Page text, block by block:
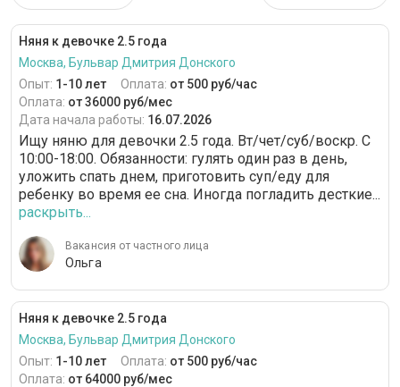
Няня к девочке 2.5 года
Москва, Бульвар Дмитрия Донского
Опыт: 1-10 лет Оплата: от 500 руб/час
Оплата: от 36000 руб/мес
Дата начала работы: 16.07.2026
Ищу няню для девочки 2.5 года. Вт/чет/суб/воскр. С
10:00-18:00. Обязанности: гулять один раз в день,
уложить спать днем, приготовить суп/еду для
ребенку во время ее сна. Иногда погладить десткие...
раскрыть...
Вакансия от частного лица
Ольга
Няня к девочке 2.5 года
Москва, Бульвар Дмитрия Донского
Опыт: 1-10 лет Оплата: от 500 руб/час
Оплата: от 64000 руб/мес